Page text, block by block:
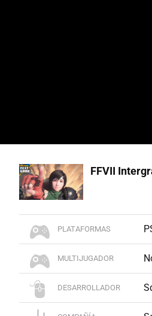
FFVII
PLATAFORMAS
MULTIJUGADOR
DESARROLLADOR